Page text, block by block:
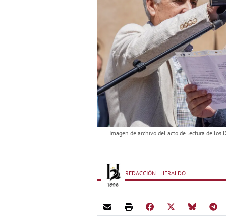
Imagen de archivo del acto de lectura de los
REDACCIÓN | HERALDO